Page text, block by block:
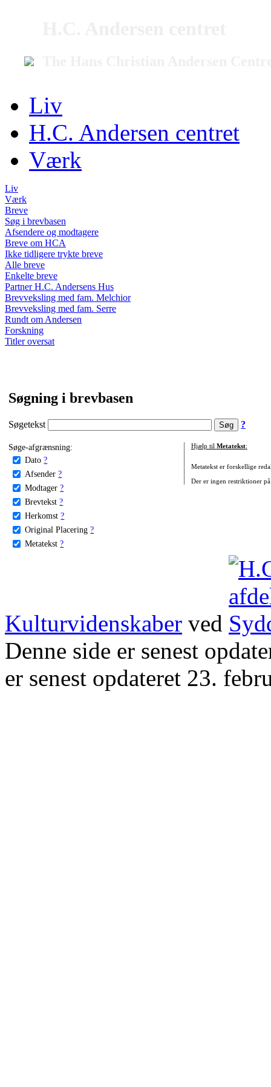
Liv
H.C. Andersen centret
Værk
Liv
Værk
Breve
Søg i brevbasen
Afsendere og modtagere
Breve om HCA
Ikke tidligere trykte breve
Alle breve
Enkelte breve
Partner H.C. Andersens Hus
Brevveksling med fam. Melchior
Brevveksling med fam. Serre
Rundt om Andersen
Forskning
Titler oversat
Søgning i brevbasen
Søgetekst ?
Søge-afgrænsning:
Dato ?
Afsender ?
Modtager ?
Brevtekst ?
Herkomst ?
Original Placering ?
Metatekst ?
Hjælp til Metatekst:
Metatekst er forskellige
Der er ingen restriktioner
Kulturvidenskaber ved
Denne side er senest
er senest opdateret 23.